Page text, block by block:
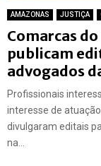
AMAZONAS JUSTIÇA
Comarcas
publicam
advogados
Profissionais
interesse de
divulgaram editais
na...